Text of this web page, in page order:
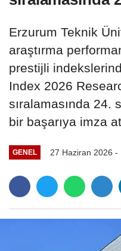
Erzurum Teknik
araştırma
prestijli
Index 2026
sıralamasında 24.
bir başarıya imza
GENEL 27 Haziran 2026 -